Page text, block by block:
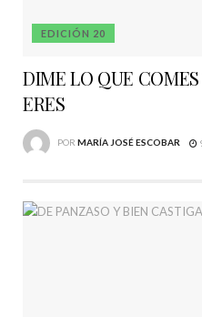
EDICIÓN 20
DIME LO QUE
ERES
POR MARÍA JOSÉ ESCOBAR